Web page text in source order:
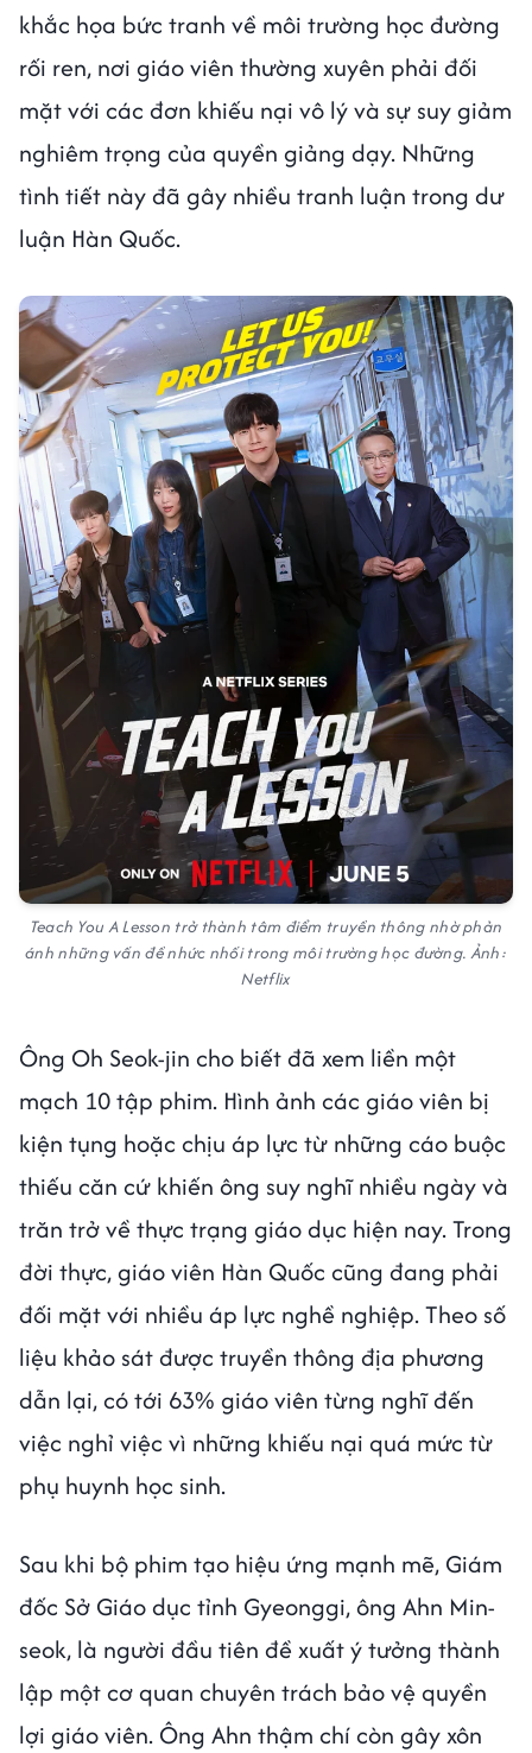
khắc họa bức tranh về môi trường học đường
rối ren, nơi giáo viên thường xuyên phải đối
mặt với các đơn khiếu nại vô lý và sự suy giảm
nghiêm trọng của quyền giảng dạy. Những
tình tiết này đã gây nhiều tranh luận trong dư
luận Hàn Quốc.
Teach You A Lesson trở thành tâm điểm truyền thông nhờ phản
ánh những vấn đề nhức nhối trong môi trường học đường. Ảnh:
Netflix
Ông Oh Seok-jin cho biết đã xem liền một
mạch 10 tập phim. Hình ảnh các giáo viên bị
kiện tụng hoặc chịu áp lực từ những cáo buộc
thiếu căn cứ khiến ông suy nghĩ nhiều ngày và
trăn trở về thực trạng giáo dục hiện nay. Trong
đời thực, giáo viên Hàn Quốc cũng đang phải
đối mặt với nhiều áp lực nghề nghiệp. Theo số
liệu khảo sát được truyền thông địa phương
dẫn lại, có tới 63% giáo viên từng nghĩ đến
việc nghỉ việc vì những khiếu nại quá mức từ
phụ huynh học sinh.
Sau khi bộ phim tạo hiệu ứng mạnh mẽ, Giám
đốc Sở Giáo dục tỉnh Gyeonggi, ông Ahn Min-
seok, là người đầu tiên đề xuất ý tưởng thành
lập một cơ quan chuyên trách bảo vệ quyền
lợi giáo viên. Ông Ahn thậm chí còn gây xôn